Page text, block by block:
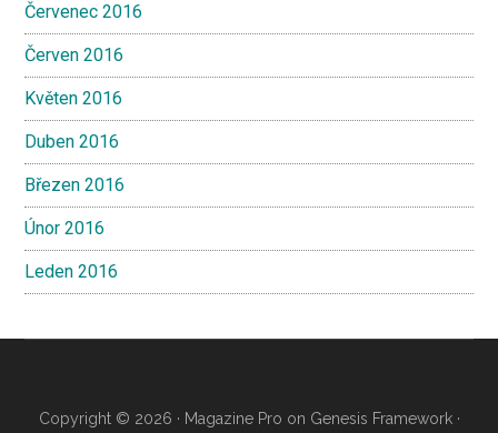
Červenec 2016
Červen 2016
Květen 2016
Duben 2016
Březen 2016
Únor 2016
Leden 2016
Copyright © 2026 · Magazine Pro on Genesis Framework·